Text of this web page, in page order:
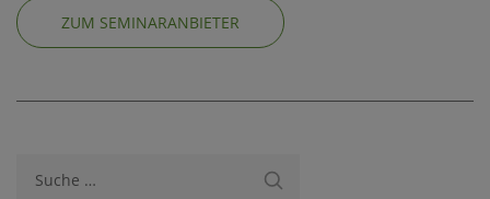
ZUM SEMINARANBIETER